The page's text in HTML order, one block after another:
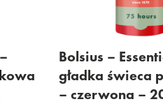
Bolsius – Essentials –
gładka świeca pieńkowa
– czerwona – 20cm